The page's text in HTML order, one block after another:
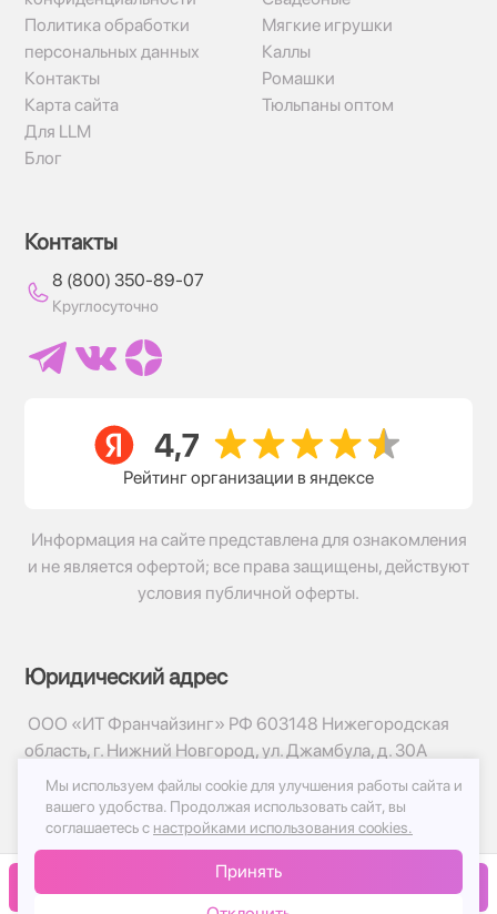
В корзину
Политика обработки
персональных данных
Контакты
Карта сайта
Для LLM
Блог
Мягкие игрушки
Каллы
Ромашки
Тюльпаны оптом
Контакты
8 (800) 350-89-07
Круглосуточно
Рейтинг организации в яндексе
Информация на сайте представлена для ознакомления
и не является офертой; все права защищены, действуют
условия публичной оферты.
Юридический адрес
ООО «ИТ Франчайзинг» РФ 603148 Нижегородская
область, г. Нижний Новгород, ул. Джамбула, д. 30А
© 2017-2026г, База Цветов 24.ру
Политика конфиденциальности
Публичная оферта
Мы используем файлы cookie для улучшения работы сайта и
вашего удобства. Продолжая использовать сайт, вы
соглашаетесь с настройками использования cookies.
Принять